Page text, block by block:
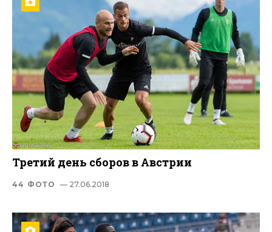
Третий день сборов в Австрии
44 ФОТО — 27.06.2018